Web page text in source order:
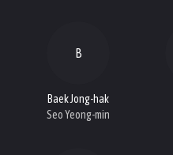
B
Baek Jong-hak
Seo Yeong-min